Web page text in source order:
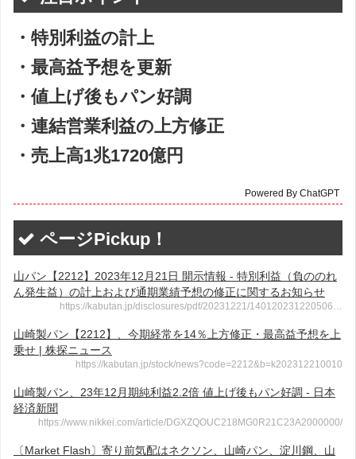
・特別利益の計上
・最高益予想を更新
・値上げ後もパン好調
・連結営業利益の上方修正
・売上高1兆1720億円
Powered By ChatGPT
ページPickup！
山パン【2212】2023年12月21日 開示情報 - 特別利益（負ののれ
ん発生益）の計上および通期業績予想の修正に関するお知らせ
https://kabutan.jp/disclosures/pdf/20231221/140120231220506…
山崎製パン【2212】、今期経常を14％上方修正・最高益予想を上
乗せ | 株探ニュース
https://kabutan.jp/stock/news?code=2212&b=k202312210010
山崎製パン、23年12月期純利益2.2倍 値上げ後もパン好調 - 日本
経済新聞
https://www.nikkei.com/article/DGXZQOUC218MG0R21C23A2000000/
〔Market Flash〕寄り前気配はネクソン、山崎パン、淀川鋼、山